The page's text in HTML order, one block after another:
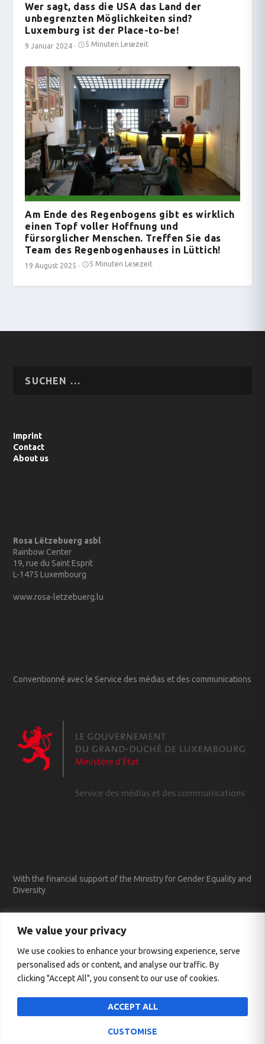
We value your privacy
We use cookies to enhance your browsing experience, serve
personalised ads or content, and analyse our traffic. By
clicking "Accept All", you consent to our use of cookies.
CUSTOMISE
ACCEPT ALL
Wer sagt, dass die USA das Land der
unbegrenzten Möglichkeiten sind?
Luxemburg ist der Place-to-be!
9 Januar 2024 · 5 Minuten Lesezeit
Am Ende des Regenbogens gibt es wirklich
einen Topf voller Hoffnung und
fürsorglicher Menschen. Treffen Sie das
Team des Regenbogenhauses in Lüttich!
19 August 2025 · 5 Minuten Lesezeit
Imprint
Contact
About us
Rosa Lëtzebuerg asbl
Rainbow Center
19, rue du Saint Esprit
L-1475 Luxembourg
www.rosa-letzebuerg.lu
Conventionné avec le Service des médias et des communications
With the financial support of the Ministry for Gender Equality and
Diversity